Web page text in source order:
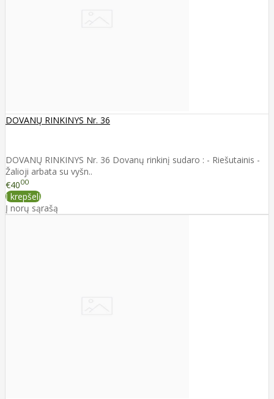
DOVANŲ RINKINYS Nr. 36
DOVANŲ RINKINYS Nr. 36 Dovanų rinkinį sudaro : - Riešutainis -
Žalioji arbata su vyšn..
€4000
Į krepšelį
Į norų sąrašą